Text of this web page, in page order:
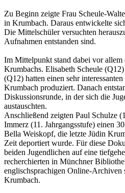
Zu Beginn zeigte Frau Scheule-
in Krumbach. Daraus entwickelte
Die Mittelschüler versuchten
Aufnahmen entstanden sind.
Im Mittelpunkt stand dabei vor allem
Krumbachs. Elisabeth Scheule
(Q12) hatten einen sehr
Krumbach produziert. Danach
Diskussionsrunde, in der sich die
austauschten.
Anschließend zeigten Paul Schulze
Immerz (11. Jahrgangsstufe) einen
Bella Weiskopf, die letzte Jüdin
Zeit deportiert wurde. Für diese
beiden Jugendlichen auf eine
recherchierten in Münchner
englischsprachigen Online-
Krumbach.